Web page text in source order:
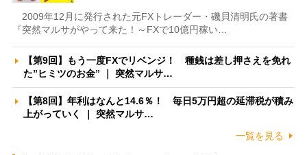
2009年12月に発行された元FXトレーダー・磯貝清明氏の著書
『突然マルサがやって来た！～FXで10億円稼い…
【第9回】もう一度FXでリベンジ！ 種銭は差し押さえを免れ
た”ヒミツのお金” ｜ 突然マルサ…
【第8回】年利はなんと14.6％！ 毎日5万円超の延滞税が積み
上がっていく ｜ 突然マルサ…
一覧を見る